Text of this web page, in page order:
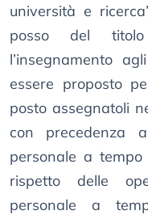
università e
posso del
l’insegnamento
essere proposto
posto assegnatoli
con precedenza
personale a
rispetto delle
personale a